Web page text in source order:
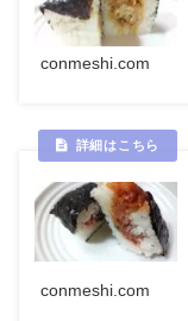
conmeshi.com
conmeshi.com